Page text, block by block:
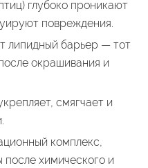
глубоко проникают
повреждения.
липидный барьер — тот
окрашивания и
смягчает и
комплекс,
после химического и